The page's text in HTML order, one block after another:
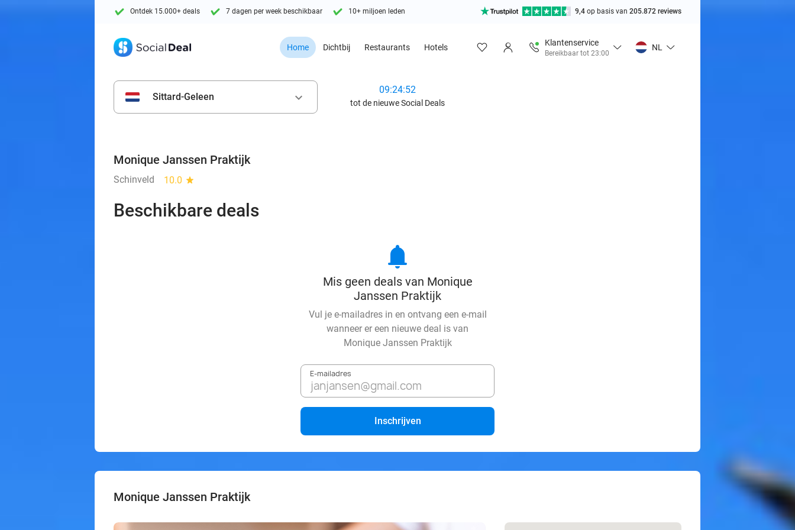
Ontdek 15.000+ deals 7 dagen per week beschikbaar 10+ miljoen leden 9,4 op basis van 205.872 reviews
Home Dichtbij Restaurants Hotels
Klantenservice
Bereikbaar tot 23:00
NL
Sittard-Geleen keyboard_arrow_down
09:24:51
tot de nieuwe Social Deals
Monique Janssen Praktijk
Schinveld 10.0 star
Beschikbare deals
notifications
Mis geen deals van Monique
Janssen Praktijk
Vul je e-mailadres in en ontvang een e-mail
wanneer er een nieuwe deal is van
Monique Janssen Praktijk
E-mailadres
Inschrijven
Monique Janssen Praktijk